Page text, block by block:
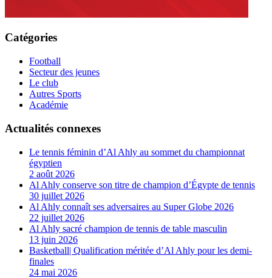
Catégories
Football
Secteur des jeunes
Le club
Autres Sports
Académie
Actualités connexes
Le tennis féminin d’Al Ahly au sommet du championnat
égyptien
2 août 2026
Al Ahly conserve son titre de champion d’Égypte de tennis
30 juillet 2026
Al Ahly connaît ses adversaires au Super Globe 2026
22 juillet 2026
Al Ahly sacré champion de tennis de table masculin
13 juin 2026
Basketball| Qualification méritée d’Al Ahly pour les demi-
finales
24 mai 2026